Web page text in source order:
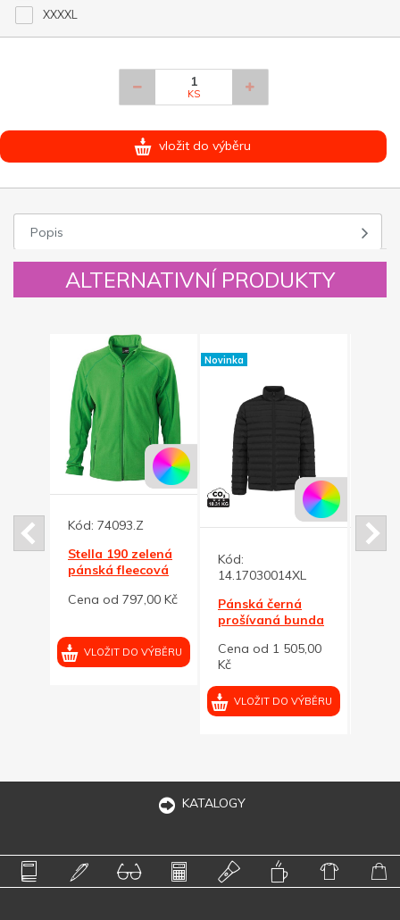
XXXXL
KS
vložit do výběru
Popis
ALTERNATIVNÍ PRODUKTY
Kód: 74093.Z
Stella 190 zelená
pánská fleecová
Cena od 797,00 Kč
VLOŽIT DO VÝBĚRU
Novinka
Kód:
14.17030014XL
Pánská černá
prošívaná bunda
Cena od 1 505,00
Kč
VLOŽIT DO VÝBĚRU
KATALOGY